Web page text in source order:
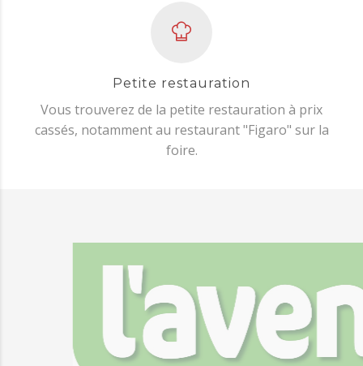
Petite restauration
Vous trouverez de la petite restauration à prix
cassés, notamment au restaurant "Figaro" sur la
foire.